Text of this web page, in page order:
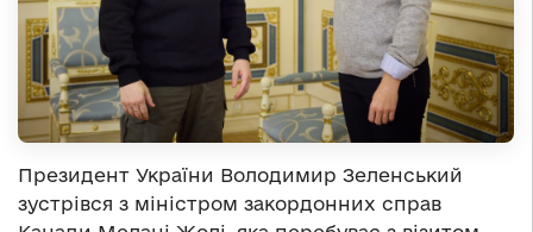
Президент України Володимир Зеленський
зустрівся з міністром закордонних справ